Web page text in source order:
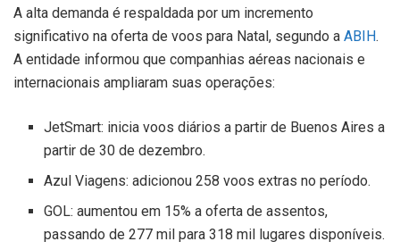
A alta demanda é respaldada por um incremento
significativo na oferta de voos para Natal, segundo a ABIH.
A entidade informou que companhias aéreas nacionais e
internacionais ampliaram suas operações:
JetSmart: inicia voos diários a partir de Buenos Aires a
partir de 30 de dezembro.
Azul Viagens: adicionou 258 voos extras no período.
GOL: aumentou em 15% a oferta de assentos,
passando de 277 mil para 318 mil lugares disponíveis.